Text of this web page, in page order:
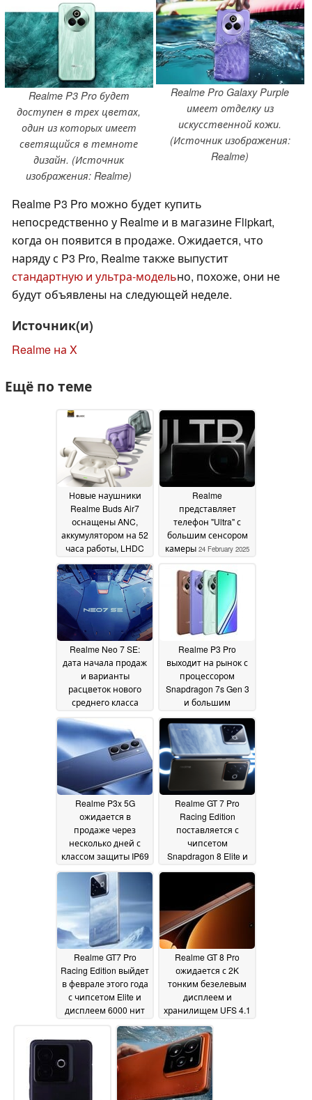
Realme P3 Pro будет
доступен в трех цветах,
один из которых имеет
светящийся в темноте
дизайн. (Источник
изображения: Realme)
Realme Pro Galaxy Purple
имеет отделку из
искусственной кожи.
(Источник изображения:
Realme)
Realme P3 Pro можно будет купить
непосредственно у Realme и в магазине Flipkart,
когда он появится в продаже. Ожидается, что
наряду с P3 Pro, Realme также выпустит
стандартную и ультра-модельно, похоже, они не
будут объявлены на следующей неделе.
Источник(и)
Realme на X
Ещё по теме
Новые наушники
Realme Buds Air7
оснащены ANC,
аккумулятором на 52
часа работы, LHDC
5.0 и
водонепроницаемостью
IP55
25 February 2025
Realme
представляет
телефон "Ultra" с
большим сенсором
камеры 24 February 2025
Realme Neo 7 SE:
дата начала продаж
и варианты
расцветок нового
среднего класса
Android "Игровая
звезда" раскрыта
February 2025
Realme P3 Pro
выходит на рынок с
процессором
Snapdragon 7s Gen 3
и большим
аккумулятором на 6
000 мАч
19 February 2025
Realme P3x 5G
ожидается в
продаже через
несколько дней с
классом защиты IP69
и аккумулятором на
6 000 мАч
2025
Realme GT 7 Pro
Racing Edition
поставляется с
чипсетом
Snapdragon 8 Elite и
большим
емкостью 6 500 мАч
13 February 2025
Realme GT7 Pro
Racing Edition выйдет
в феврале этого года
с чипсетом Elite и
дисплеем 6000 нит
12 February 2025
Realme GT 8 Pro
ожидается с 2K
тонким безелевым
дисплеем и
хранилищем UFS 4.1
08 February 2025